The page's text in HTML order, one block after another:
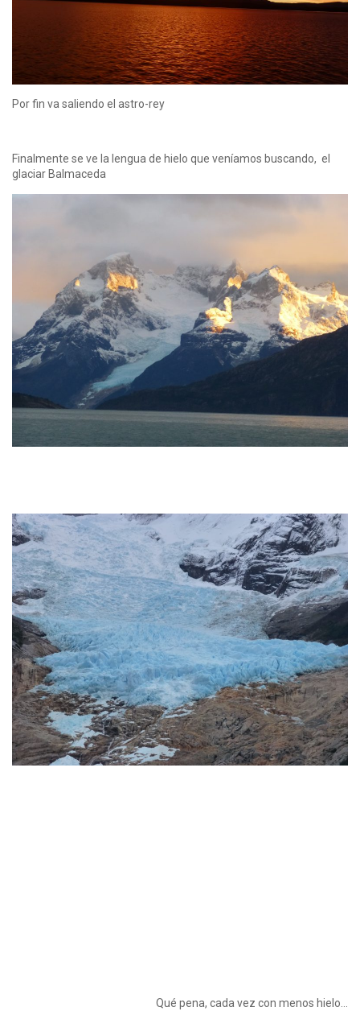
Por fin va saliendo el astro-rey
Finalmente se ve la lengua de hielo que veníamos buscando, el
glaciar Balmaceda
Qué pena, cada vez con menos hielo…